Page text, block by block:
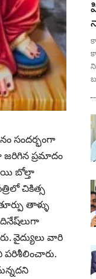
సందర్భంగా
జరిగిన ప్రమాదం
బోల్తా
చికిత్స
తాళ్ళు
వైద్యులు వారి
పరిశీలించారు.